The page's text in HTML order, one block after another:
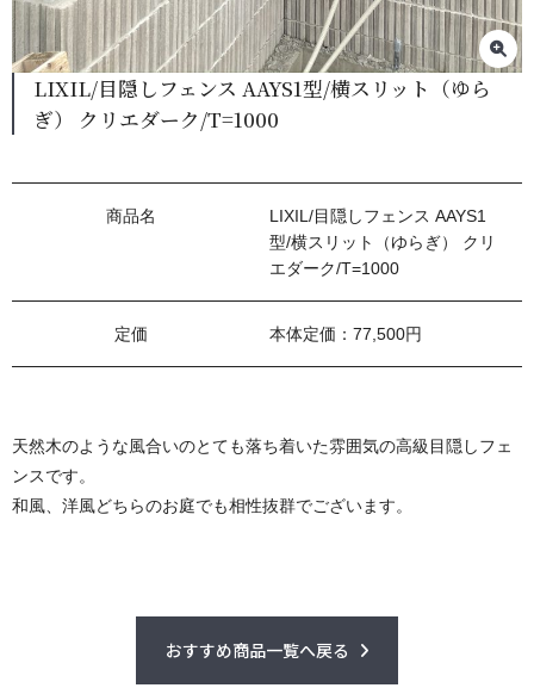
LIXIL/目隠しフェンス AAYS1型/横スリット（ゆら
ぎ） クリエダーク/T=1000
商品名
LIXIL/目隠しフェンス AAYS1
型/横スリット（ゆらぎ） クリ
エダーク/T=1000
定価 本体定価：77,500円
天然木のような風合いのとても落ち着いた雰囲気の高級目隠しフェ
ンスです。
​和風、洋風どちらのお庭でも相性抜群でございます。
おすすめ商品一覧へ戻る